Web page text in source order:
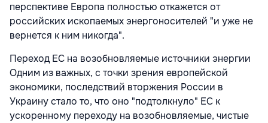
перспективе Европа полностью откажется от
российских ископаемых энергоносителей "и уже не
вернется к ним никогда".
Переход ЕС на возобновляемые источники энергии
Одним из важных, с точки зрения европейской
экономики, последствий вторжения России в
Украину стало то, что оно "подтолкнуло" ЕС к
ускоренному переходу на возобновляемые, чистые